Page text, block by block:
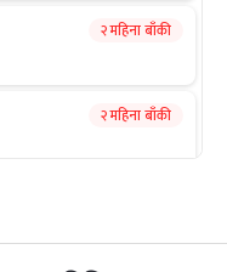
२ महिना बाँकी
२ महिना बाँकी